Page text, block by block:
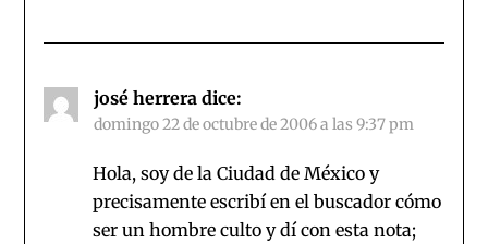
josé herrera dice:
domingo 22 de octubre de 2006 a las 9:37 pm
Hola, soy de la Ciudad de México y
precisamente escribí en el buscador cómo
ser un hombre culto y dí con esta nota;